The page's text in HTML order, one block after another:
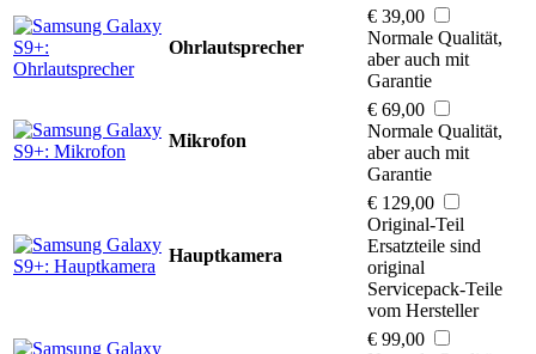
Ohrlautsprecher
€ 39,00
Normale Qualität,
aber auch mit
Garantie
Mikrofon
€ 69,00
Normale Qualität,
aber auch mit
Garantie
Hauptkamera
€ 129,00
Original-Teil
Ersatzteile sind
original
Servicepack-Teile
vom Hersteller
€ 99,00